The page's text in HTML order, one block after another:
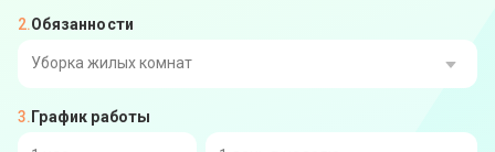
До 50 кв.м
От 51 до 80 кв.м
От 111 до 140 кв.м
Обязанности
Уборка жилых комнат
График работы